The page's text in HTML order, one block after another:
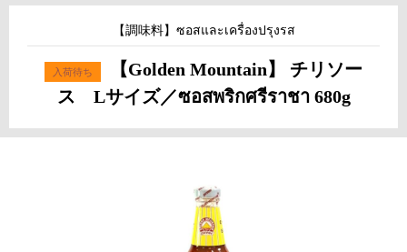
【調味料】ซอสและเครื่องปรุงรส
【Golden Mountain】 チリソー
ス Lサイズ／ซอสพริกศรีราชา 680g